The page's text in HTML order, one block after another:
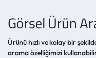
Görsel Ürün
Ürünü hızlı ve kolay bir
arama özelliğimizi